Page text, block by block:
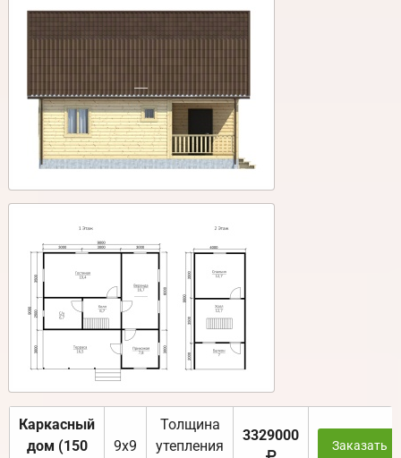
Каркасный
дом (150
9х9
Толщина
утепления
3329000
Заказать